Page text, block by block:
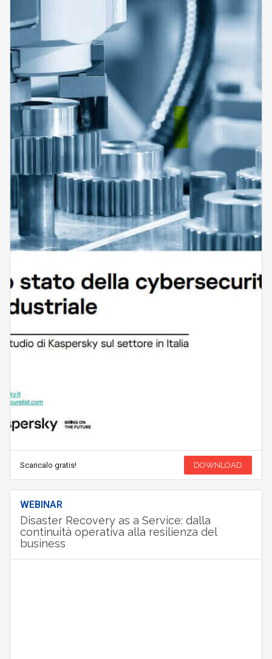
Scaricalo gratis! DOWNLOAD
WEBINAR
Disaster Recovery as a Service: dalla
continuità operativa alla resilienza del
business